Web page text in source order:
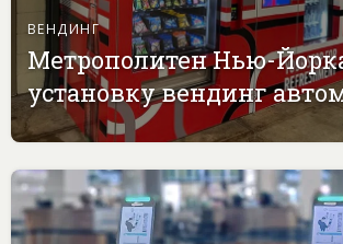
ВЕНДИНГ
Метрополитен Нью-
установку вендинг